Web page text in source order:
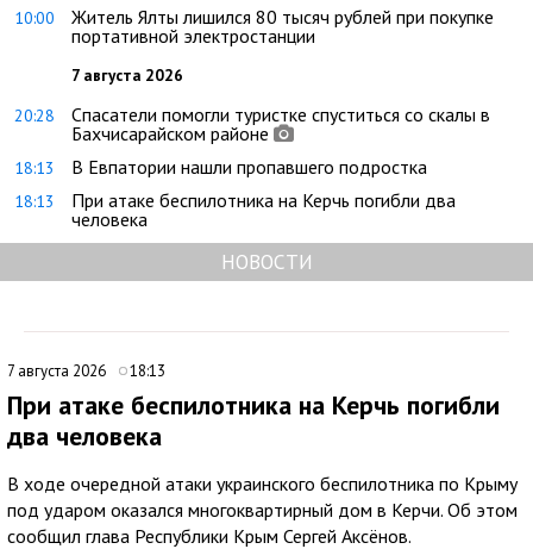
10:00
Житель Ялты лишился 80 тысяч рублей при покупке
портативной электростанции
7 августа 2026
20:28
Спасатели помогли туристке спуститься со скалы в
Бахчисарайском районе
18:13 В Евпатории нашли пропавшего подростка
18:13
При атаке беспилотника на Керчь погибли два
человека
НОВОСТИ
7 августа 2026 18:13
При атаке беспилотника на Керчь погибли
два человека
В ходе очередной атаки украинского беспилотника по Крыму
под ударом оказался многоквартирный дом в Керчи. Об этом
сообщил глава Республики Крым Сергей Аксёнов.